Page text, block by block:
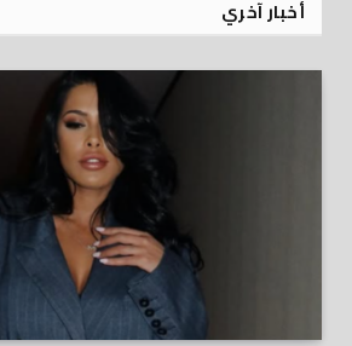
أخبار آخري